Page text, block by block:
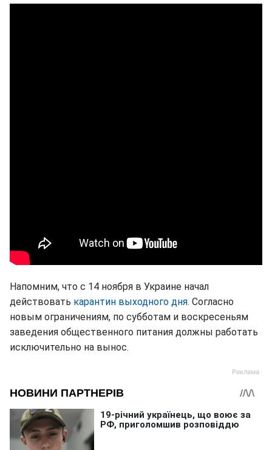
Напомним, что с 14 ноября в Украине начал
действовать карантин выходного дня. Согласно
новым ограничениям, по субботам и воскресеньям
заведения общественного питания должны работать
исключительно на вынос.